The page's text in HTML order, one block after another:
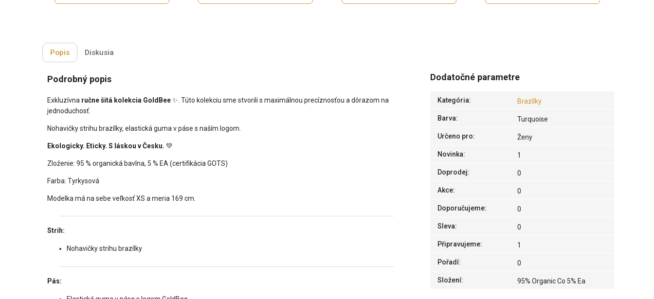
Popis Diskusia
Podrobný popis
Exkluzívna ručne šitá kolekcia GoldBee✨. Túto kolekciu sme stvorili s maximálnou precíznosťou a dôrazom na
jednoduchosť.
Nohavičky strihu brazílky, elastická guma v páse s naším logom.
Ekologicky. Eticky. S láskou v Česku. 💚
Zloženie: 95 % organická bavlna, 5 % EA (certifikácia GOTS)
Farba: Tyrkysová
Modelka má na sebe veľkosť XS a meria 169 cm.
Strih:
Nohavičky strihu brazílky
Pás:
Dodatočné parametre
Kategória: Brazílky
Barva: Turquoise
Určeno pro: Ženy
Novinka: 1
Doprodej: 0
Akce: 0
Doporučujeme: 0
Sleva: 0
Připravujeme: 1
Pořadí: 0
Složení: 95% Organic Co 5% Ea